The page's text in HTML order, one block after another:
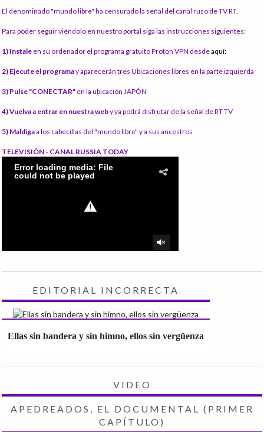
El denominado "mundo libre" ha censurado la señal del canal ruso de TV RT.
Para poder seguir viéndolo en nuestro portal siga las instrucciones siguientes:
1) Instale en su ordenador el programa gratuito Proton VPN desdeaquí:
2) Ejecute el programay aparecerán tres Ubicaciones libres en la parte izquierda
3) Pulse "CONECTAR" en la ubicación JAPÓN
4) Vuelva a entrar en nuestra weby ya podrá disfrutar de la señal de RT TV
5) Maldigaa los cabecillas del "mundo libre" y a sus ancestros
TELEVISIÓN - CANAL RUSSIA TODAY
EDITORIAL INCORRECTA
Ellas sin bandera y sin himno, ellos sin vergüenza
VIDEO
APEDREADOS, EL DOCUMENTAL (PRIMER
CAPÍTULO)